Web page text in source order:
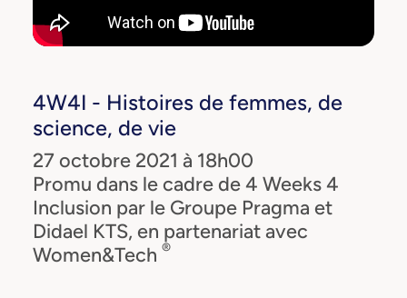
4W4I - Histoires de femmes, de
science, de vie
27 octobre 2021 à 18h00
Promu dans le cadre de 4 Weeks 4
Inclusion par le Groupe Pragma et
Didael KTS, en partenariat avec
Women&Tech ®